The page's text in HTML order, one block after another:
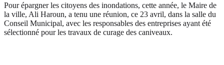
Pour épargner les citoyens des inondations, cette année, le Maire de
la ville, Ali Haroun, a tenu une réunion, ce 23 avril, dans la salle du
Conseil Municipal, avec les responsables des entreprises ayant été
sélectionné pour les travaux de curage des caniveaux.